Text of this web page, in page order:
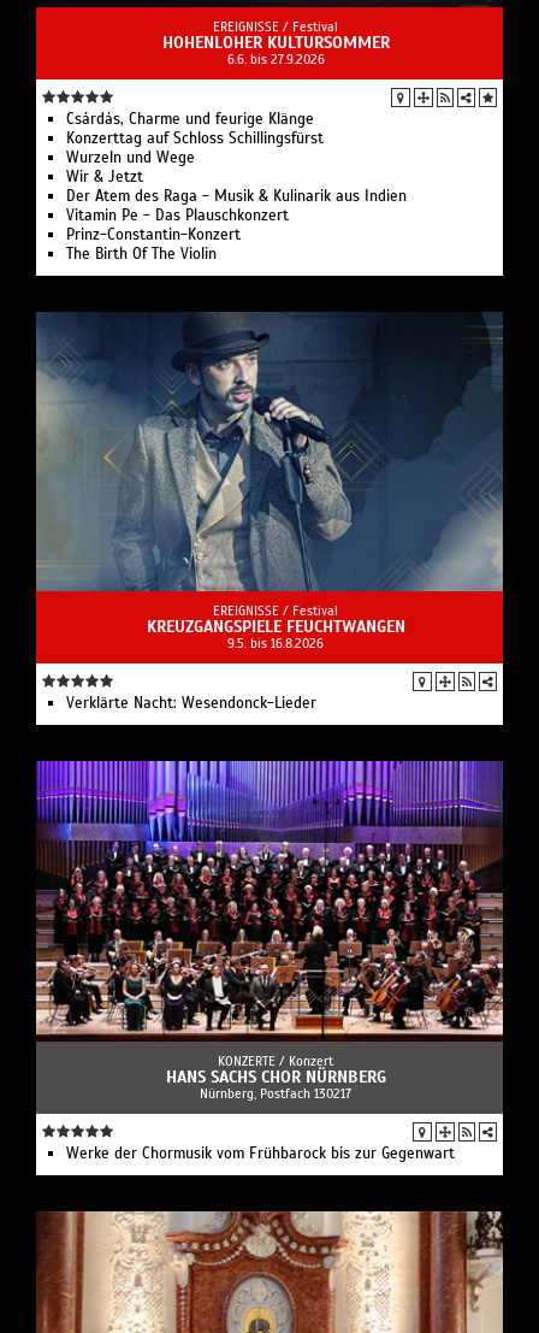
EREIGNISSE / Festival
HOHENLOHER KULTURSOMMER
6.6. bis 27.9.2026
Csárdás, Charme und feurige Klänge
Konzerttag auf Schloss Schillingsfürst
Wurzeln und Wege
Wir & Jetzt
Der Atem des Raga - Musik & Kulinarik aus Indien
Vitamin Pe - Das Plauschkonzert
Prinz-Constantin-Konzert
The Birth Of The Violin
EREIGNISSE / Festival
KREUZGANGSPIELE FEUCHTWANGEN
9.5. bis 16.8.2026
Verklärte Nacht: Wesendonck-Lieder
KONZERTE / Konzert
HANS SACHS CHOR NÜRNBERG
Nürnberg, Postfach 130217
Werke der Chormusik vom Frühbarock bis zur Gegenwart